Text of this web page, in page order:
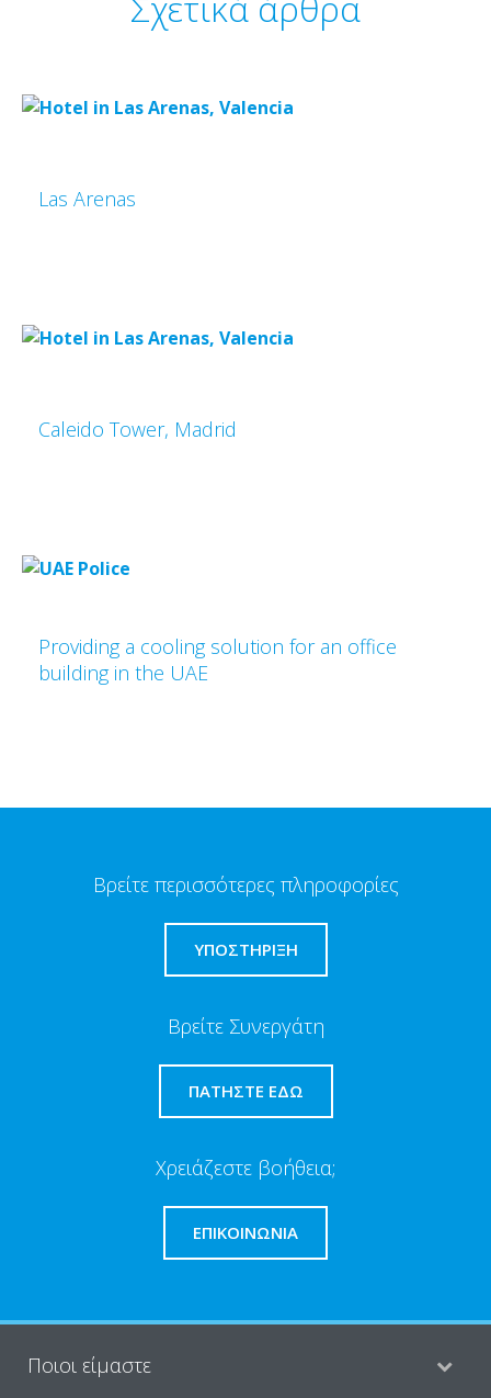
Las Arenas
Caleido Tower, Madrid
Providing a cooling solution for an office
building in the UAE
Βρείτε περισσότερες πληροφορίες
ΥΠΟΣΤΗΡΙΞΗ
Βρείτε Συνεργάτη
ΠΑΤΉΣΤΕ ΕΔΏ
Χρειάζεστε βοήθεια;
ΕΠΙΚΟΙΝΩΝΊΑ
Ποιοι είμαστε